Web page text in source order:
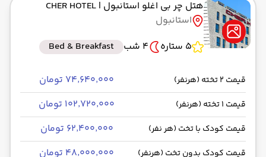
هتل چر بی اغلو استانبول | CHER HOTEL
استانبول
5 ستاره
4 شب Bed & Breakfast
قیمت 2 تخته (هرنفر) ۷۴٬۶۴۰٬۰۰۰ تومان
قیمت 1 تخته (هرنفر) ۱۰۲٬۷۲۰٬۰۰۰ تومان
قیمت کودک با تخت (هر نفر) ۶۲٬۴۰۰٬۰۰۰ تومان
قیمت کودک بدون تخت (هرنفر) ۴۸٬۰۰۰٬۰۰۰ تومان